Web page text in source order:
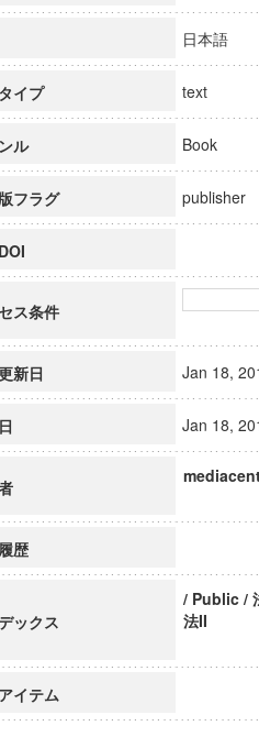
日本語
イプ text
ル Book
フラグ publisher
ス条件
新日 Jan 18,
Jan 18,
歴
ックス
/ Public /
法II
イテム